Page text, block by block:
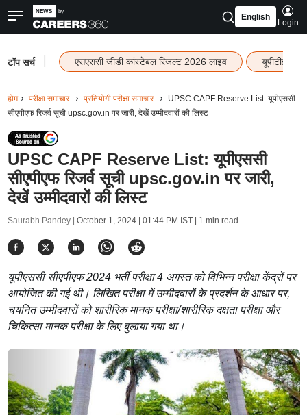
English
Login
टॉप सर्च एसएससी जीडी कांस्टेबल रिजल्ट 2026 लाइव यूपीटीईटी
होम परीक्षा समाचार प्रतियोगी परीक्षा समाचार
UPSC CAPF Reserve List: यूपीएससी
सीएपीएफ रिजर्व सूची upsc.gov.in पर जारी, देखें उम्मीदवारों की लिस्ट
UPSC CAPF Reserve List: यूपीएससी
सीएपीएफ रिजर्व सूची upsc.gov.in पर जारी,
देखें उम्मीदवारों की लिस्ट
Saurabh Pandey | October 1, 2024 | 01:44 PM IST| 1 min read
यूपीएससी सीएपीएफ 2024 भर्ती परीक्षा 4 अगस्त को विभिन्न परीक्षा केंद्रों पर
आयोजित की गई थी। लिखित परीक्षा में उम्मीदवारों के प्रदर्शन के आधार पर,
चयनित उम्मीदवारों को शारीरिक मानक परीक्षा/शारीरिक दक्षता परीक्षा और
चिकित्सा मानक परीक्षा के लिए बुलाया गया था।